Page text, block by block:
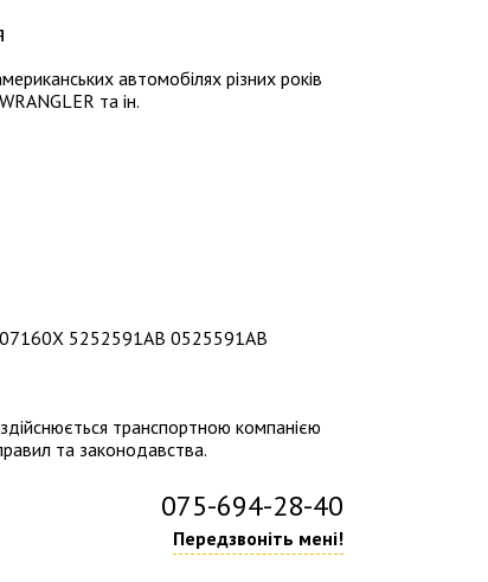
автомобілях різних років
та ін.
5252591AB 0525591AB
транспортною компанією
та законодавства.
075-694-28-40
Передзвоніть мені!